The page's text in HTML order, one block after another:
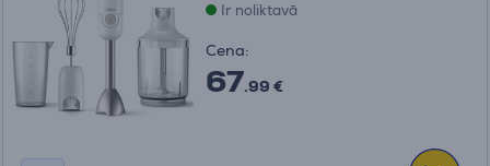
Ir noliktavā
Cena:
67.99 €